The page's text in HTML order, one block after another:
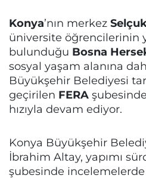
Konya’nın merkez
üniversite öğrencilerinin
bulunduğu Bosna
sosyal yaşam alanına
Büyükşehir Belediyesi
geçirilen FERA
hızıyla devam ediyor.
Konya Büyükşehir
İbrahim Altay, yapımı
şubesinde